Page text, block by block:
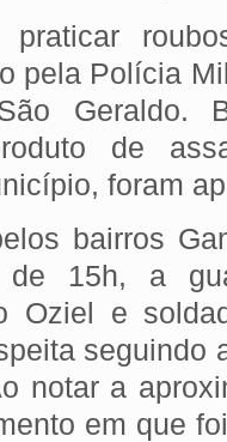
praticar
pela Polícia
Geraldo.
de
foram
bairros
15h, a
Oziel e
seguindo
notar a
em que